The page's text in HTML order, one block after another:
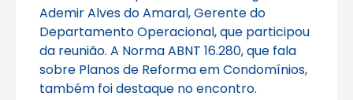
Ademir Alves do Amaral, Gerente do
Departamento Operacional, que participou
da reunião. A Norma ABNT 16.280, que fala
sobre Planos de Reforma em Condomínios,
também foi destaque no encontro.